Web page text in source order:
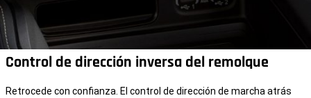
Control de dirección inversa del remolque
Retrocede con confianza. El control de dirección de marcha atrás